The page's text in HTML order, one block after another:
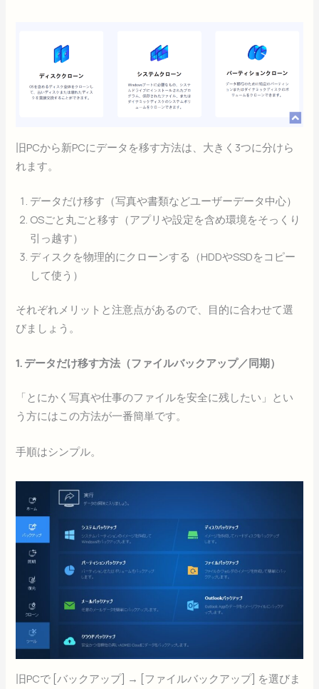
旧PCから新PCにデータを移す方法は、大きく3つに分けら
れます。
データだけ移す（写真や書類などユーザーデータ中心）
OSごと丸ごと移す（アプリや設定を含め環境をそっくり
引っ越す）
ディスクを物理的にクローンする（HDDやSSDをコピー
して使う）
それぞれメリットと注意点があるので、目的に合わせて選
びましょう。
1. データだけ移す方法（ファイルバックアップ／同期）
「とにかく写真や仕事のファイルを安全に残したい」とい
う方にはこの方法が一番簡単です。
手順はシンプル。
旧PCで [バックアップ] → [ファイルバックアップ] を選びま